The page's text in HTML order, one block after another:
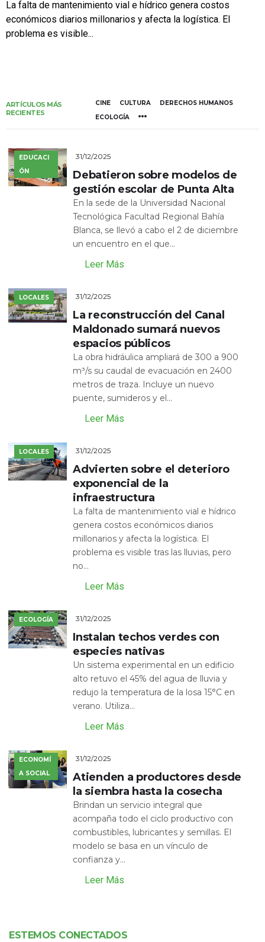
La falta de mantenimiento vial e hídrico genera costos
económicos diarios millonarios y afecta la logística. El
problema es visible...
ARTÍCULOS MÁS
RECIENTES
CINE CULTURA
DERECHOS HUMANOS
ECOLOGÍA
EDUCACI
ÓN
31/12/2025
Debatieron sobre modelos de
gestión escolar de Punta Alta
En la sede de la Universidad Nacional
Tecnológica Facultad Regional Bahía
Blanca, se llevó a cabo el 2 de diciembre
un encuentro en el que...
Leer Más
LOCALES 31/12/2025
La reconstrucción del Canal
Maldonado sumará nuevos
espacios públicos
La obra hidráulica ampliará de 300 a 900
m³/s su caudal de evacuación en 2400
metros de traza. Incluye un nuevo
puente, sumideros y el...
Leer Más
LOCALES 31/12/2025
Advierten sobre el deterioro
exponencial de la
infraestructura
La falta de mantenimiento vial e hídrico
genera costos económicos diarios
millonarios y afecta la logística. El
problema es visible tras las lluvias, pero
no...
Leer Más
ECOLOGÍA 31/12/2025
Instalan techos verdes con
especies nativas
Un sistema experimental en un edificio
alto retuvo el 45% del agua de lluvia y
redujo la temperatura de la losa 15°C en
verano. Utiliza...
Leer Más
ECONOMÍ
A SOCIAL
31/12/2025
Atienden a productores desde
la siembra hasta la cosecha
Brindan un servicio integral que
acompaña todo el ciclo productivo con
combustibles, lubricantes y semillas. El
modelo se basa en un vínculo de
confianza y...
Leer Más
ESTEMOS CONECTADOS